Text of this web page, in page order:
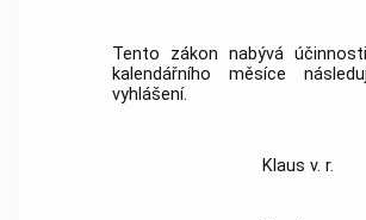
Tento zákon nabývá
kalendářního měsíce
vyhlášení.
Klaus v. r.